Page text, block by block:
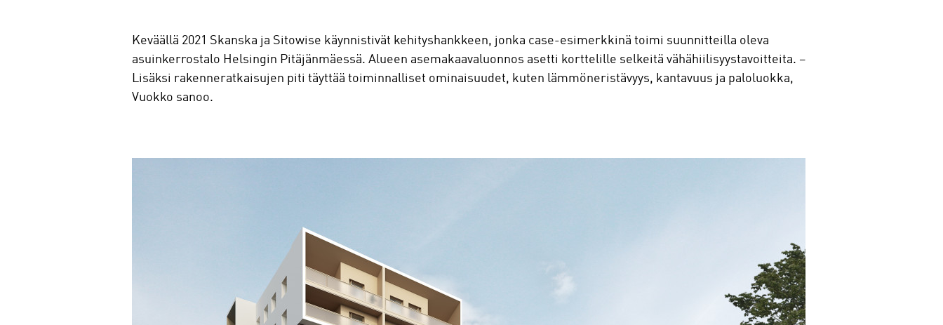
Keväällä 2021 Skanska ja Sitowise käynnistivät kehityshankkeen, jonka case-esimerkkinä toimi suunnitteilla oleva
asuinkerrostalo Helsingin Pitäjänmäessä. Alueen asemakaavaluonnos asetti korttelille selkeitä vähähiilisyystavoitteita. –
Lisäksi rakenneratkaisujen piti täyttää toiminnalliset ominaisuudet, kuten lämmöneristävyys, kantavuus ja paloluokka,
Vuokko sanoo.